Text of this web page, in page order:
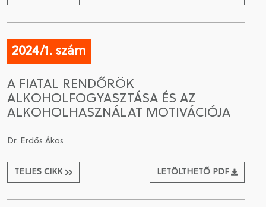
2024/1. szám
A FIATAL RENDŐRÖK
ALKOHOLFOGYASZTÁSA ÉS AZ
ALKOHOLHASZNÁLAT MOTIVÁCIÓJA
Dr. Erdős Ákos
TELJES CIKK LETÖLTHETŐ PDF